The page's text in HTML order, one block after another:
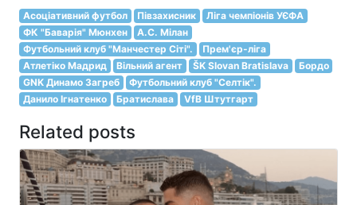
Асоціативний футбол Півзахисник
Ліга чемпіонів УЄФА
ФК "Баварія" Мюнхен
A.C. Мілан
Футбольний клуб "Манчестер Сіті".
Прем'єр-ліга
Атлетіко Мадрид
Вільний агент ŠK Slovan Bratislava
Бордо
GNK Динамо Загреб
Футбольний клуб "Селтік".
Данило Ігнатенко
Братислава VfB Штутгарт
Related posts